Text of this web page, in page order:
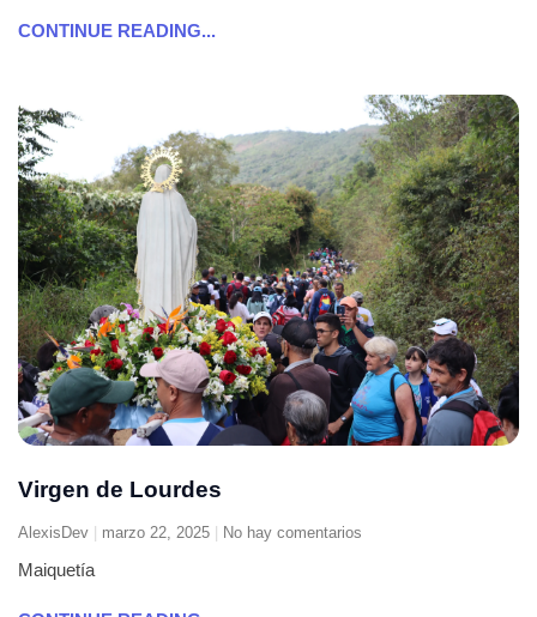
CONTINUE READING...
Virgen de Lourdes
AlexisDev marzo 22, 2025 No hay comentarios
Maiquetía